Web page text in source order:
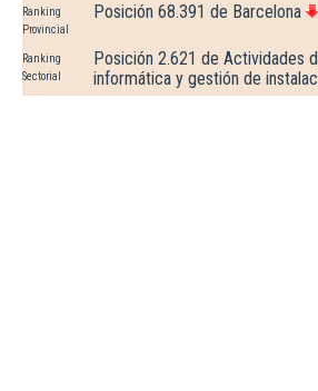
Ranking
Provincial
Posición 68.391 de Barcelona
Ranking
Sectorial
Posición 2.621 de Actividades
informática y gestión de